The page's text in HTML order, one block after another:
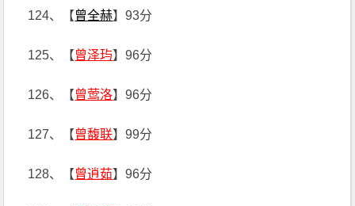
124、【曾全赫】93分
125、【曾泽玙】96分
126、【曾莺洛】96分
127、【曾馥联】99分
128、【曾逍茹】96分